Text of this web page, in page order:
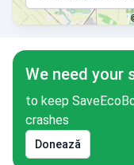
We need your
to keep
crashes
Donează